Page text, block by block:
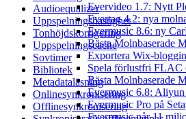
Evervideo 1.7: Nytt
Evertag 4.2: nya
Evermusic 8.6: ny
Bästa Molnbaserade
Exportera Wix-
Spela förlustfri FLAC
Bästa Molnbaserade
Evermusic 6.8:
Evermusic Pro på
Evermusic når 11
Audioequalizer
Uppspelningshastighet
Tonhöjdskorrigering
Uppspelningscache
Sovtimer
Bibliotek
Metadataläsning
Onlinesynkronisering
Offlinesynkronisering